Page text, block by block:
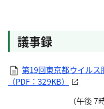
議事録
第19回東京都ウイル
（PDF：329KB）
（午後 7